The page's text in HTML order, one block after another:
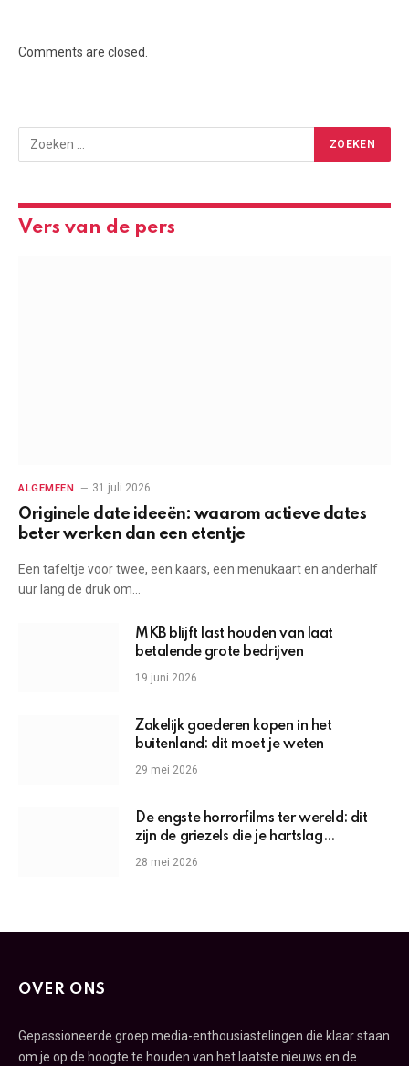
Comments are closed.
Vers van de pers
ALGEMEEN 31 juli 2026
Originele date ideeën: waarom actieve dates
beter werken dan een etentje
Een tafeltje voor twee, een kaars, een menukaart en anderhalf
uur lang de druk om…
MKB blijft last houden van laat
betalende grote bedrijven
19 juni 2026
Zakelijk goederen kopen in het
buitenland: dit moet je weten
29 mei 2026
De engste horrorfilms ter wereld: dit
zijn de griezels die je hartslag
omhoogjagen
28 mei 2026
OVER ONS
Gepassioneerde groep media-enthousiastelingen die klaar staan
om je op de hoogte te houden van het laatste nieuws en de